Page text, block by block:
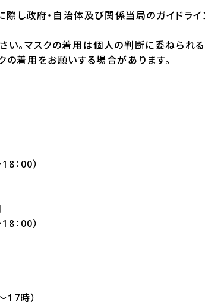
し政府・自治体及び関係当局のガイドライ
い。マスクの着用は個人の判断に委ねられ
着用をお願いする場合があります。
：00）
：00）
時）